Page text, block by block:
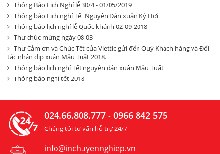
Thông Báo Lịch Nghỉ lễ 30/4 - 01/05/2019
Thông báo Lịch nghỉ Tết Nguyên Đán xuân Kỷ Hợi
Thông báo lịch nghỉ lễ Quốc khánh 02-09-2018
Thư chúc mừng ngày 08-03
Thư Cảm ơn và Chúc Tết của Viettic gửi đến Quý Khách hàng và Đối
tác nhân dịp xuân Mậu Tuất 2018.
Thông báo lịch nghỉ Tết nguyên đán xuân Mậu Tuất
Thông báo nghỉ tết 2018
024.66.808.777 - 0966 842 575
Chúng tôi tư vấn hỗ trợ 24/7
info@inchuyennghiep.vn